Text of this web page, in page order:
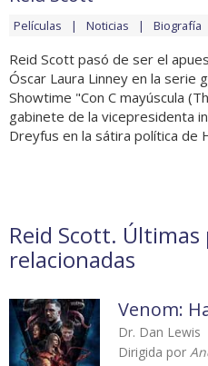
Películas Noticias Biografía
Reid Scott pasó de ser el
Óscar Laura Linney en la serie
Showtime "Con C mayúscula
gabinete de la vicepresidenta
Dreyfus en la sátira política de
Reid Scott. Últimas
relacionadas
Venom:
Dr. Dan Lewis
Dirigida por